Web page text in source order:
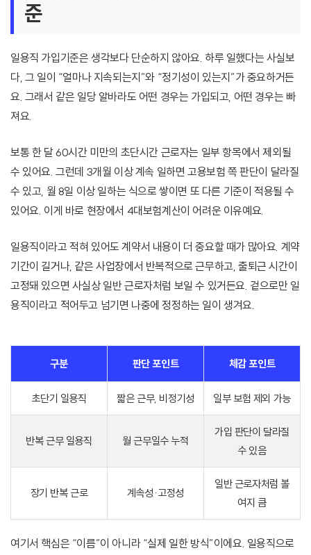
준
일용직 가입기준은 생각보다 단순하지 않아요. 하루 일했다는 사실보
다, 그 일이 “얼마나 지속되는지”와 “정기성이 있는지”가 중요하거든
요. 그래서 같은 일당 알바라도 어떤 경우는 가입되고, 어떤 경우는 빠
져요.
보통 한 달 60시간 미만의 초단시간 근로자는 일부 항목에서 제외될
수 있어요. 그런데 3개월 이상 계속 일하면 고용보험 쪽 판단이 달라질
수 있고, 월 8일 이상 일하는 식으로 쌓이면 또 다른 기준이 적용될 수
있어요. 이게 바로 현장에서 4대보험계산이 어려운 이유예요.
일용직이라고 적혀 있어도 계약서 내용이 더 중요할 때가 많아요. 계약
기간이 길거나, 같은 사업장에서 반복적으로 근무하고, 출퇴근 시간이
고정돼 있으면 사실상 일반 근로자처럼 보일 수 있거든요. 겉으로만 일
용직이라고 적어두고 넘기면 나중에 정정하는 일이 생겨요.
구분 판단 포인트 체감 포인트
초단기 일용직 짧은 근무, 비정기성 일부 보험 제외 가능
반복 근무 일용직 월 근무일수 누적
가입 판단이 달라질
수 있음
장기 반복 근로 계속성·고정성
일반 근로자처럼 볼
여지 큼
여기서 핵심은 “이름”이 아니라 “실제 일한 방식”이에요. 일용직으로